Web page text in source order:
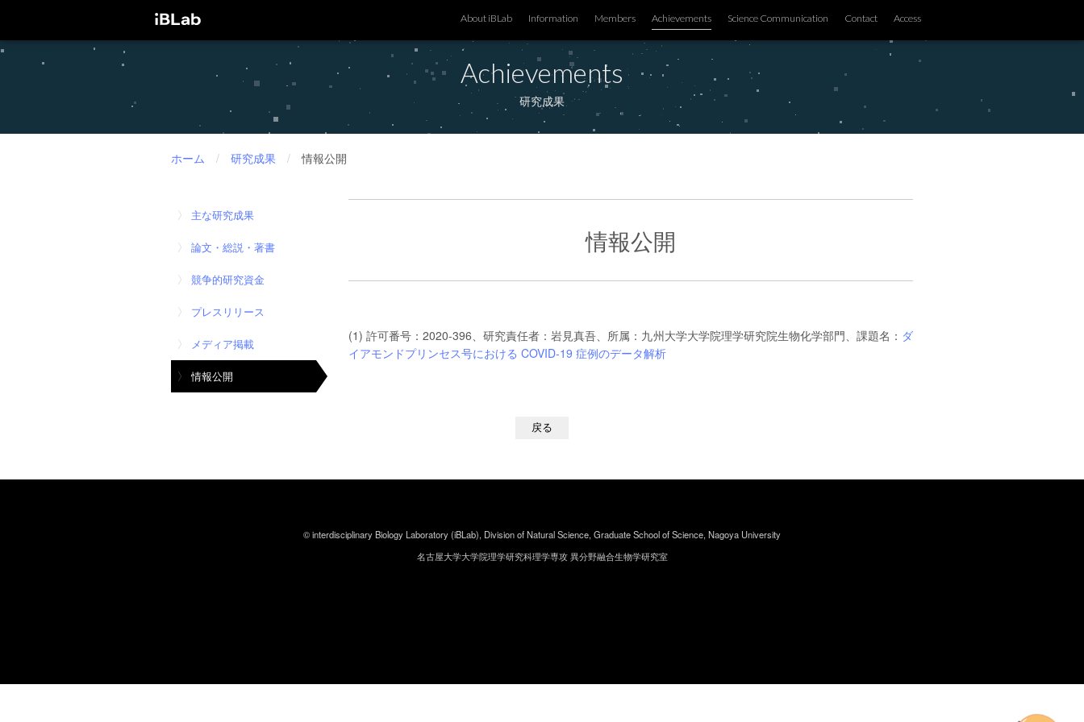
About iBLab Information Members Achievements Science Communication Contact Access
Achievements
研究成果
ホーム / 研究成果 / 情報公開
主な研究成果
論文・総説・著書
競争的研究資金
プレスリリース
メディア掲載
情報公開
情報公開
(1) 許可番号：2020-396、研究責任者：岩見真吾、所属：九州大学大学院理学研究院生物化学部門、課題名： ダ
イアモンドプリンセス号における COVID-19 症例のデータ解析
戻る
© interdisciplinary Biology Laboratory (iBLab), Division of Natural Science, Graduate School of Science, Nagoya University
名古屋大学大学院理学研究科理学専攻 異分野融合生物学研究室